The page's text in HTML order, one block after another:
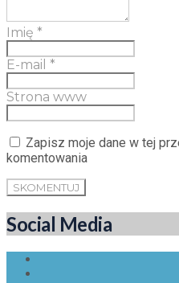
Imię *
E-mail *
Strona www
Zapisz moje dane w tej
komentowania
Social Media